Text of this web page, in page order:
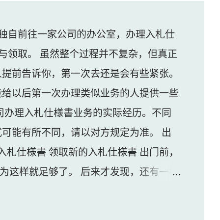
自前往一家公司的办公室，办理入札仕
领取。 虽然整个过程并不复杂，但真正
前告诉你，第一次去还是会有些紧张。
以后第一次办理类似业务的人提供一些
理入札仕様書业务的实际经历。不同
能有所不同，请以对方规定为准。 出
仕様書 领取新的入札仕様書 出门前，
这样就足够了。 后来才发现，还有一样